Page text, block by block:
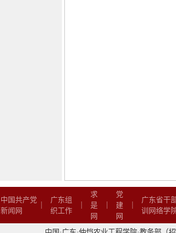
中国共产党
新闻网
广东组
织工作
求
是
网
党
建
网
广东省干
训网络学